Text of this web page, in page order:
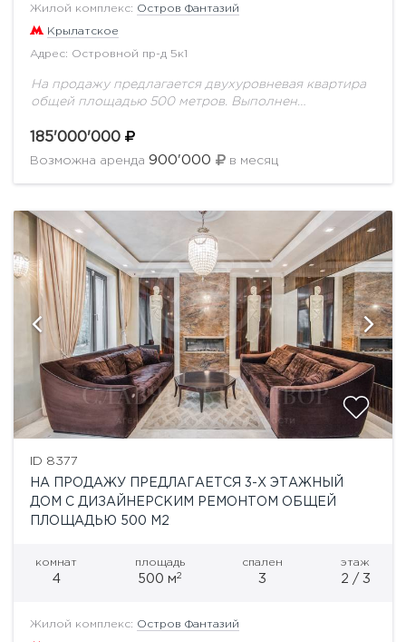
Жилой комплекс: Остров Фантазий
Крылатское
Адрес: Островной пр-д 5к1
На продажу предлагается двухуровневая квартира
общей площадью 500 метров. Выполнен
На первом уроне с потолками в 3.5 метра
расположилась просторная гостиная, зимний...
185'000'000
Возможна аренда 900'000 в месяц
ID 8377
НА ПРОДАЖУ ПРЕДЛАГАЕТСЯ 3-Х ЭТАЖНЫЙ
ДОМ С ДИЗАЙНЕРСКИМ РЕМОНТОМ ОБЩЕЙ
ПЛОЩАДЬЮ 500 М2
комнат
4
площадь
500 м2
спален
3
этаж
2 / 3
Жилой комплекс: Остров Фантазий